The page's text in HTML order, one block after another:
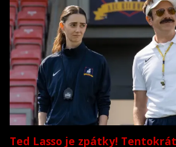
Ted Lasso je zpátky!